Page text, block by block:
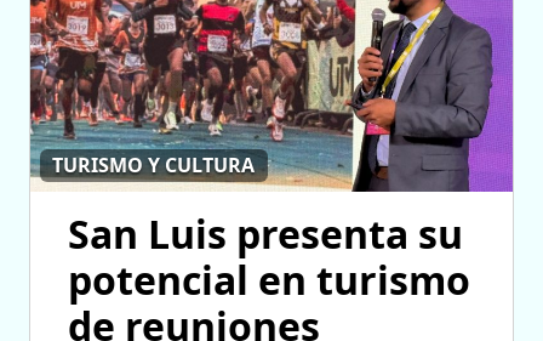
TURISMO Y CULTURA
San Luis presenta su
potencial en turismo
de reuniones